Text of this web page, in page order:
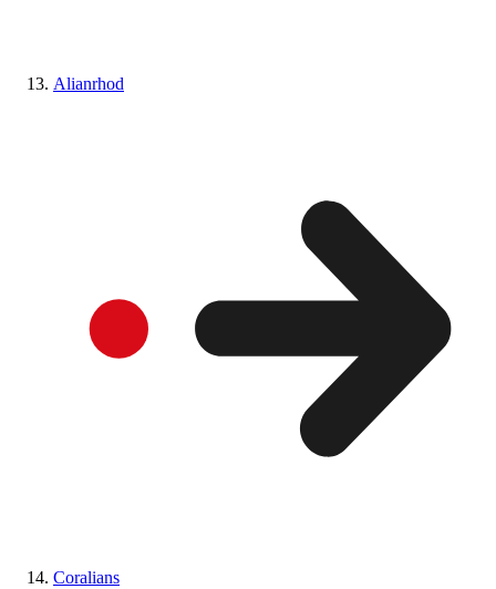
Alianrhod
Coralians